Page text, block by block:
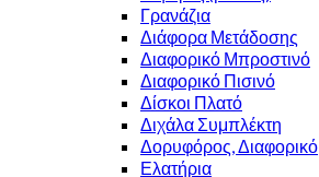
Γρανάζια
Διάφορα Μετάδοσης
Διαφορικό Μπροστινό
Διαφορικό Πισινό
Δίσκοι Πλατό
Διχάλα Συμπλέκτη
Δορυφόρος, Διαφορικό
Ελατήρια